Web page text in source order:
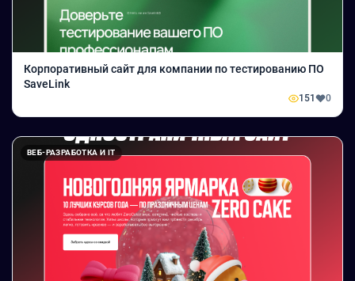
Корпоративный сайт для компании по тестированию ПО
SaveLink
151 0
ВЕБ-РАЗРАБОТКА И IT